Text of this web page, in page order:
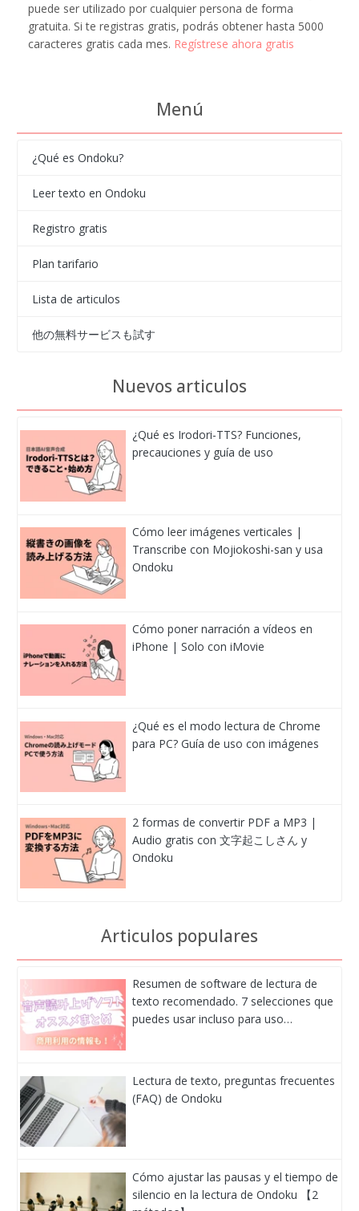
puede ser utilizado por cualquier persona de forma
gratuita. Si te registras gratis, podrás obtener hasta 5000
caracteres gratis cada mes. Regístrese ahora gratis
Menú
¿Qué es Ondoku?
Leer texto en Ondoku
Registro gratis
Plan tarifario
Lista de articulos
他の無料サービスも試す
Nuevos articulos
¿Qué es Irodori-TTS? Funciones,
precauciones y guía de uso
Cómo leer imágenes verticales |
Transcribe con Mojiokoshi-san y usa
Ondoku
Cómo poner narración a vídeos en
iPhone | Solo con iMovie
¿Qué es el modo lectura de Chrome
para PC? Guía de uso con imágenes
2 formas de convertir PDF a MP3 |
Audio gratis con 文字起こしさん y
Ondoku
Articulos populares
Resumen de software de lectura de
texto recomendado. 7 selecciones que
puedes usar incluso para uso…
Lectura de texto, preguntas frecuentes
(FAQ) de Ondoku
Cómo ajustar las pausas y el tiempo de
silencio en la lectura de Ondoku 【2